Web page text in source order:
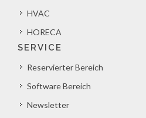
HVAC
HORECA
SERVICE
Reservierter Bereich
Software Bereich
Newsletter